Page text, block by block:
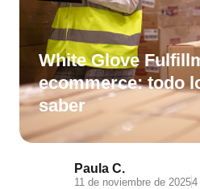
White Glove
ecommerce: todo
saber
Paula C.
11 de noviembre de 20254